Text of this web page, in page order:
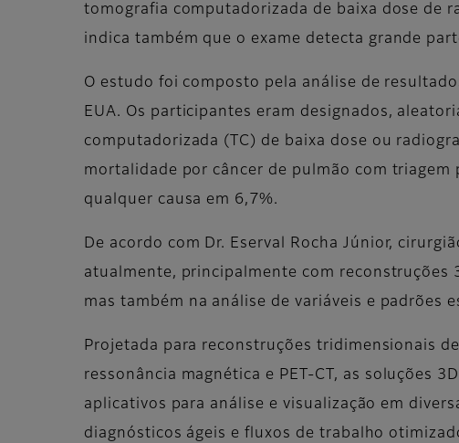
tomografia computadorizada de baixa dose de
indica também que o exame detecta grande
O estudo foi composto pela análise de
EUA. Os participantes eram designados,
computadorizada (TC) de baixa dose ou
mortalidade por câncer de pulmão com
qualquer causa em 6,7%.
De acordo com Dr. Eserval Rocha Júnior,
atualmente, principalmente com reconstruções
mas também na análise de variáveis e padrões
Projetada para reconstruções tridimensionais
ressonância magnética e PET-CT, as soluções
aplicativos para análise e visualização em
diagnósticos ágeis e fluxos de trabalho